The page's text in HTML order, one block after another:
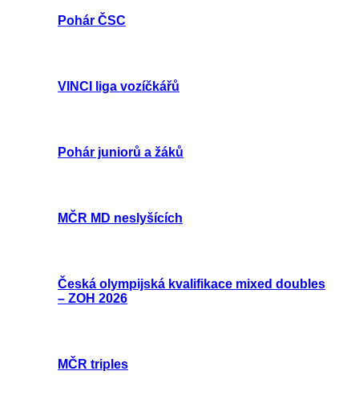
Pohár ČSC
VINCI liga vozíčkářů
Pohár juniorů a žáků
MČR MD neslyšících
Česká olympijská kvalifikace mixed doubles
– ZOH 2026
MČR triples